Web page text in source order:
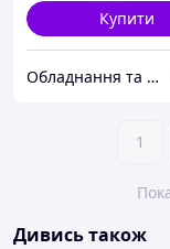
Купити
Обладнання та хімія для басейнів з доставкою по всій Україні
1
Дивись також